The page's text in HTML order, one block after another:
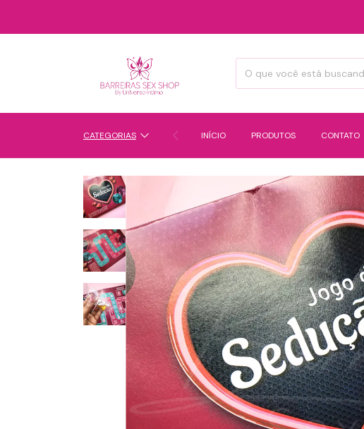
CATEGORIAS INÍCIO PRODUTOS CONTATO